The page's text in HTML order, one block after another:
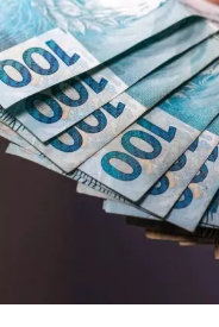
meses,
A medida é a primeira
conjunto de oito
governador Eduardo
parte das demais
Assembleia
Política Fazendária